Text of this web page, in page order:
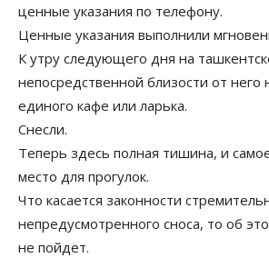
ценные указания по телефону.
Ценные указания выполнили
К утру следующего дня на
непосредственной близости от него
единого кафе или ларька.
Снесли.
Теперь здесь полная тишина, и
место для прогулок.
Что касается законности
непредусмотренного сноса, то об
не пойдет.